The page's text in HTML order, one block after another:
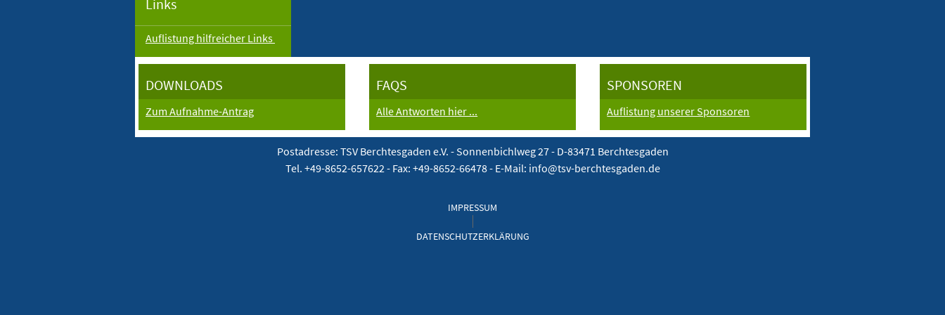
Links
Auflistung hilfreicher Links
DOWNLOADS
Zum Aufnahme-Antrag
FAQS
Alle Antworten hier ...
SPONSOREN
Auflistung unserer Sponsoren
Postadresse: TSV Berchtesgaden e.V. -Sonnenbichlweg 27 - D-83471 Berchtesgaden
Tel. +49-8652-657622 - Fax: +49-8652-66478 - E-Mail: info@tsv-berchtesgaden.de
IMPRESSUM
DATENSCHUTZERKLÄRUNG